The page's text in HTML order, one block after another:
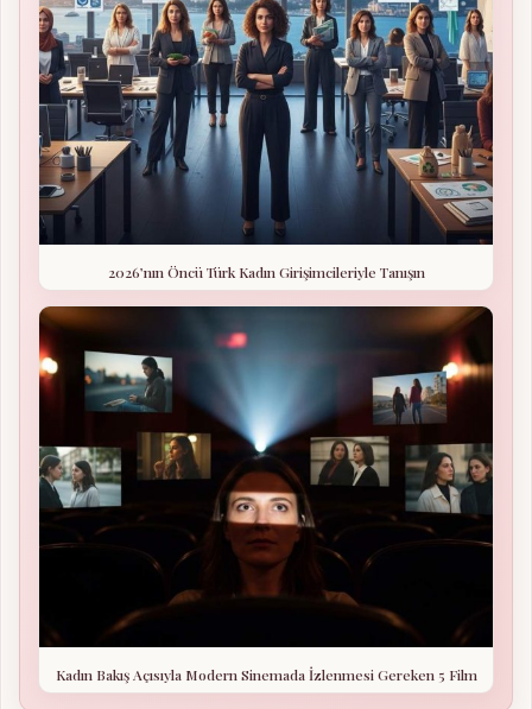
2026’nın Öncü Türk Kadın Girişimcileriyle Tanışın
Kadın Bakış Açısıyla Modern Sinemada İzlenmesi Gereken 5 Film